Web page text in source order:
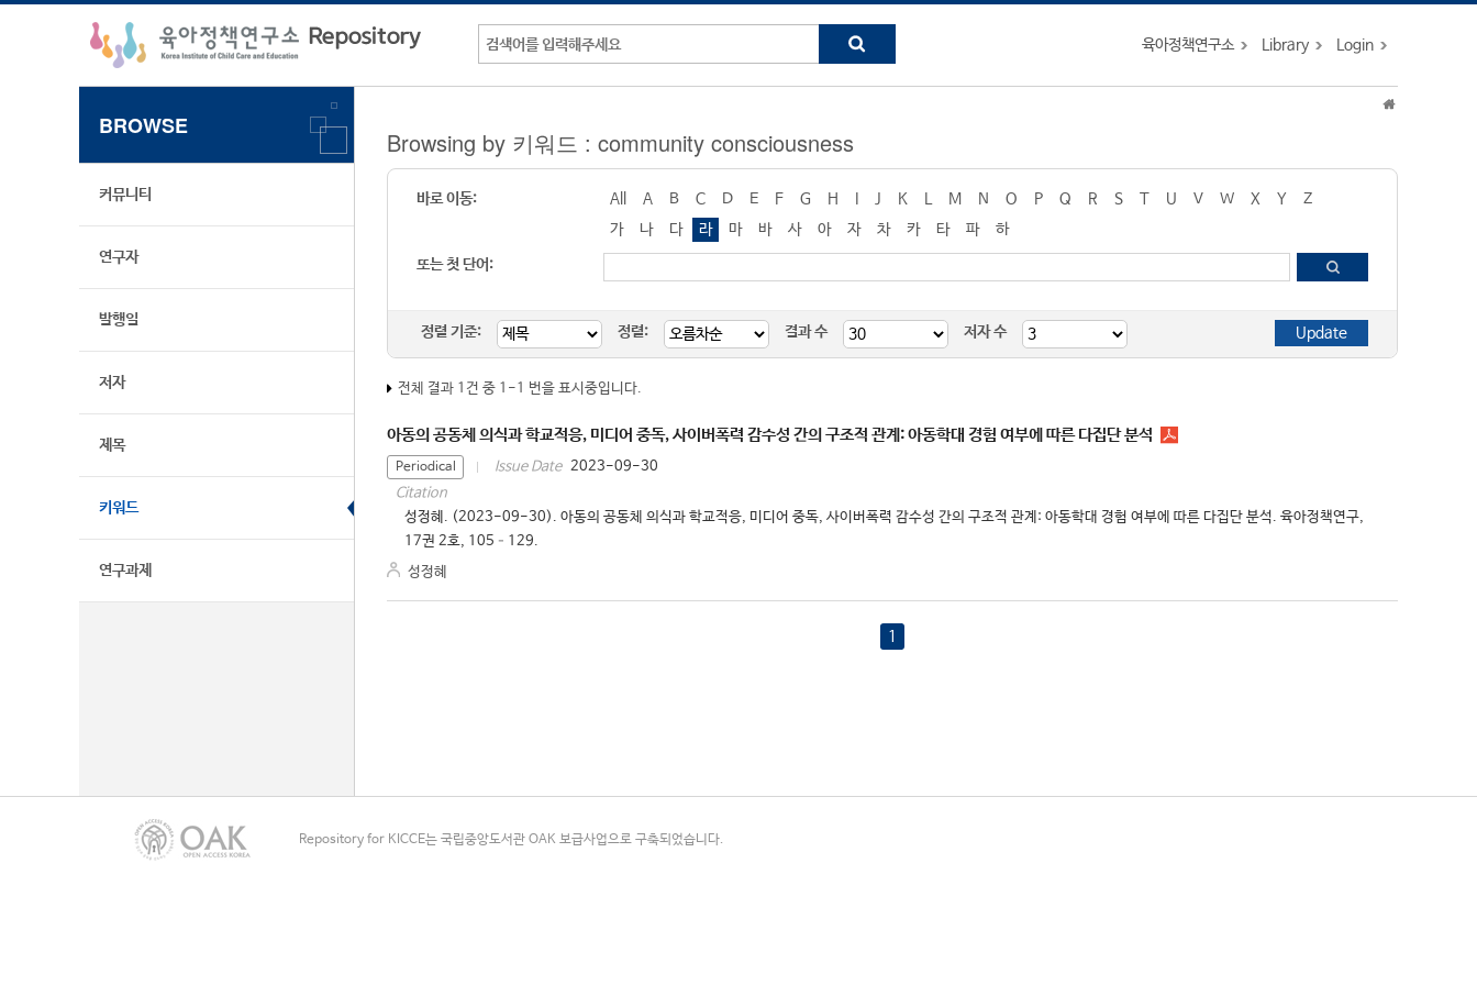
육아정책연구소 Library Login
BROWSE
커뮤니티
연구자
발행일
저자
제목
키워드
연구과제
Browsing by 키워드 : community consciousness
바로 이동: All A B C D E F G H J K M N O P Q R S T U V W X Y
Z
가
나 다 라 마 바 사 아 자 차 카 타 파
하
또는 첫 단어:
정렬 기준: 정렬: 결과 수 저자 수
전체 결과 1건 중 1-1 번을 표시중입니다.
아동의 공동체 의식과 학교적응, 미디어 중독, 사이버폭력 감수성 간의 구조적 관계: 아동학대 경험 여부에 따른 다집단 분석
Periodical Issue Date 2023-09-30
Citation
성정혜. (2023-09-30). 아동의 공동체 의식과 학교적응, 미디어 중독, 사이버폭력 감수성 간의 구조적 관계: 아동학대 경험 여부에 따른 다집단 분석. 육아정책연구,
17권 2호, 105–129.
성정혜
1
Repository for KICCE는 국립중앙도서관 OAK 보급사업으로 구축되었습니다.